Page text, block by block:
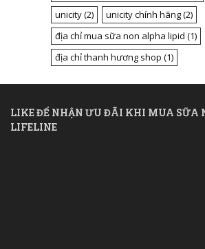
unicity(2) unicity chính hãng(2)
địa chỉ mua sữa non alpha lipid (1)
địa chỉ thanh hương shop (1)
LIKE ĐỂ NHẬN ƯU ĐÃI KHI MUA SỮA
LIFELINE